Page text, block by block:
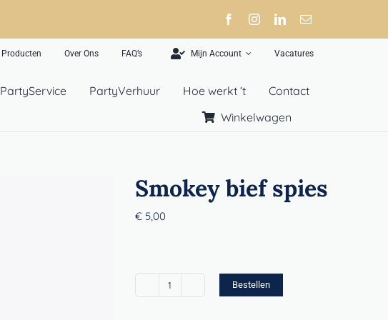
Producten Over Ons FAQ’s Mijn Account Vacatures
PartyService PartyVerhuur Hoe werkt ‘t
Contact
Winkelwagen
Smokey bief spies
€5,00
Smokey
Bestellen